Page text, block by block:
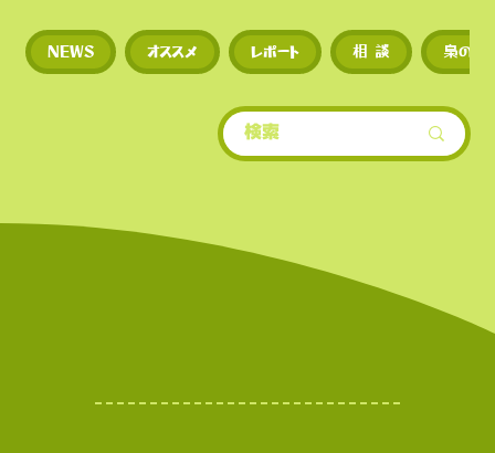
◼︎新規トークンや草コイ
期に上場するため、投資
多い。
​• 世界的にもトップクラ
• 新規トークンや草コイ
期に上場するため、投資
世界的にもトップクラ世
NEWS オススメ レポート 相 談 梟のひ